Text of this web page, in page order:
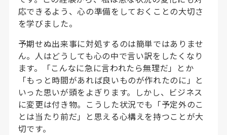
応できるよう、心の準備をしておくことの大切さ
を学びました。
予期せぬ出来事に対処するのは簡単ではありませ
ん。人はどうしても心の中で言い訳をしたくなり
ます。「こんなに急に言われたら無理だ」とか
「もっと時間があれば良いものが作れたのに」と
いった思いが頭をよぎります。しかし、ビジネス
に変更は付き物。こうした状況でも「予定外のこ
とは当たり前だ」と思える心構えを持つことが大
切です。